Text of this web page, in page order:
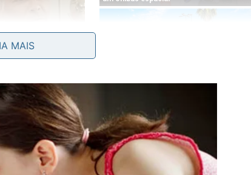
Garantidor de Operações (FGO). Formado com
calotes de quem aderiu à renegociação da Faixa 2
Ativos (Emgea), que usará recursos próprios para
MAIS